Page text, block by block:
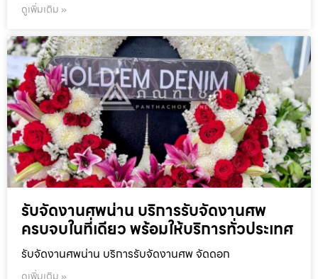
ดูเพิ่มเติม »
รับจัดงานศพน่าน บริการรับจัดงานศพ
ครบจบในที่เดียว พร้อมให้บริการทั่วประเทศ
รับจัดงานศพน่าน บริการรับจัดงานศพ จัดดอก
ดูเพิ่มเติม »